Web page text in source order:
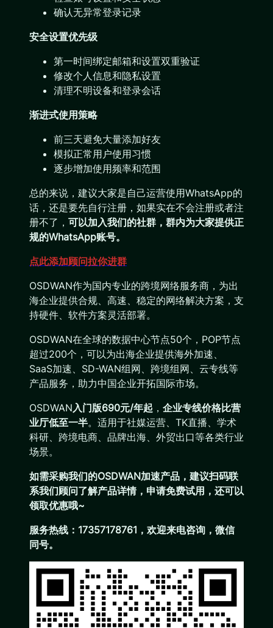
确认无异常登录记录
安全设置优先级
第一时间绑定邮箱和设置双重验证
修改个人信息和隐私设置
清理不明设备和登录会话
渐进式使用策略
前三天避免大量添加好友
模拟正常用户使用习惯
逐步增加使用频率和范围
总的来说，建议大家是自己运营使用WhatsApp的
话，还是要先自行注册，如果实在不会注册或者注
册不了， 可以加入我们的社群，群内为大家提供正
规的WhatsApp账号。
点此添加顾问拉你进群
OSDWAN作为国内专业的跨境网络服务商，为出
海企业提供合规、高速、稳定的网络解决方案，支
持硬件、软件方案灵活部署。
OSDWAN在全球的数据中心节点50个，POP节点
超过200个，可以为出海企业提供海外加速、
SaaS加速、SD-WAN组网、跨境组网、云专线等
产品服务，助力中国企业开拓国际市场。
OSDWAN入门版690元/年起 ， 企业专线价格比营
业厅低至一半。适用于社媒运营、TK直播、学术
科研、跨境电商、品牌出海、外贸出口等各类行业
场景。
如需采购我们的OSDWAN加速产品，建议扫码联
系我们顾问了解产品详情，申请免费试用，还可以
领取优惠哦~
服务热线：17357178761，欢迎来电咨询，微信
同号。